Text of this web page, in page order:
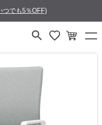
つでも5％OFF)